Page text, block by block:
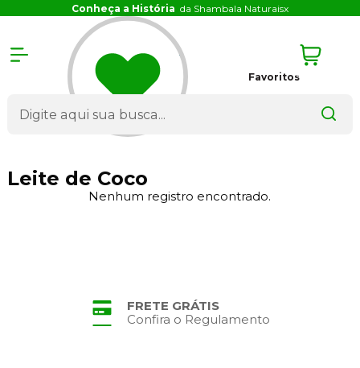
Conheça a História da Shambala Naturaisx
Favoritos
Leite de Coco
Nenhum registro encontrado.
FRETE GRÁTIS
Confira o Regulamento